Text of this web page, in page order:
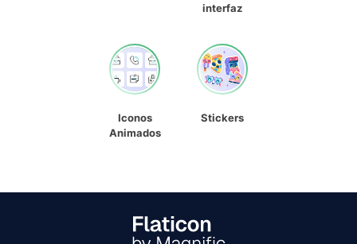
interfaz
Iconos
Animados
Stickers